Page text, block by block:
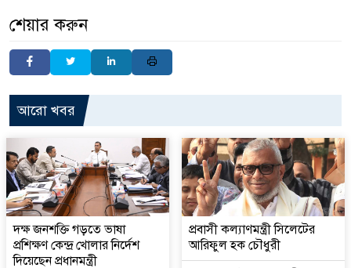
শেয়ার করুন
আরো খবর
দক্ষ জনশক্তি গড়তে ভাষা
প্রশিক্ষণ কেন্দ্র খোলার নির্দেশ
দিয়েছেন প্রধানমন্ত্রী
প্রবাসী কল্যাণমন্ত্রী সিলেটের
আরিফুল হক চৌধুরী